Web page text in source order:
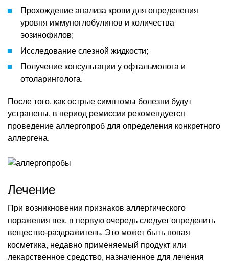
Прохождение анализа крови для определения
уровня иммуноглобулинов и количества
эозинофилов;
Исследование слезной жидкости;
Получение консультации у офтальмолога и
отоларинголога.
После того, как острые симптомы болезни будут
устранены, в период ремиссии рекомендуется
проведение аллергопроб для определения конкретного
аллергена.
Лечение
При возникновении признаков аллергического
поражения век, в первую очередь следует определить
вещество-раздражитель. Это может быть новая
косметика, недавно применяемый продукт или
лекарственное средство, назначенное для лечения